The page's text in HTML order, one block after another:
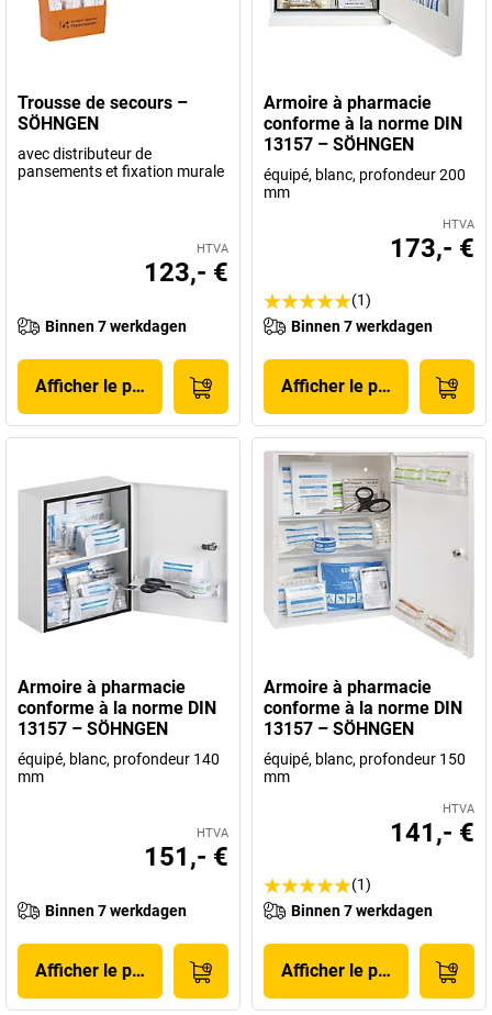
Trousse de secours –
SÖHNGEN
avec distributeur de
pansements et fixation murale
HTVA
123,- €
Binnen 7 werkdagen
Afficher le produit
Armoire à pharmacie
conforme à la norme DIN
13157 – SÖHNGEN
équipé, blanc, profondeur 200
mm
HTVA
173,- €
(1)
Binnen 7 werkdagen
Afficher le produit
Armoire à pharmacie
conforme à la norme DIN
13157 – SÖHNGEN
équipé, blanc, profondeur 140
mm
HTVA
151,- €
Binnen 7 werkdagen
Afficher le produit
Armoire à pharmacie
conforme à la norme DIN
13157 – SÖHNGEN
équipé, blanc, profondeur 150
mm
HTVA
141,- €
(1)
Binnen 7 werkdagen
Afficher le produit